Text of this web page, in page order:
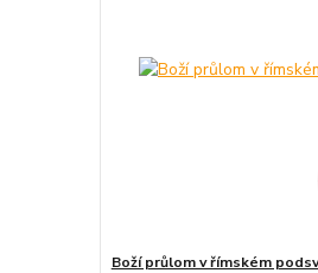
Boží průlom v římském